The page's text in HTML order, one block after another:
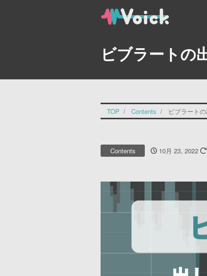
ビブラートの
TOP Contents ビブラート
Contents 10月 23, 2022